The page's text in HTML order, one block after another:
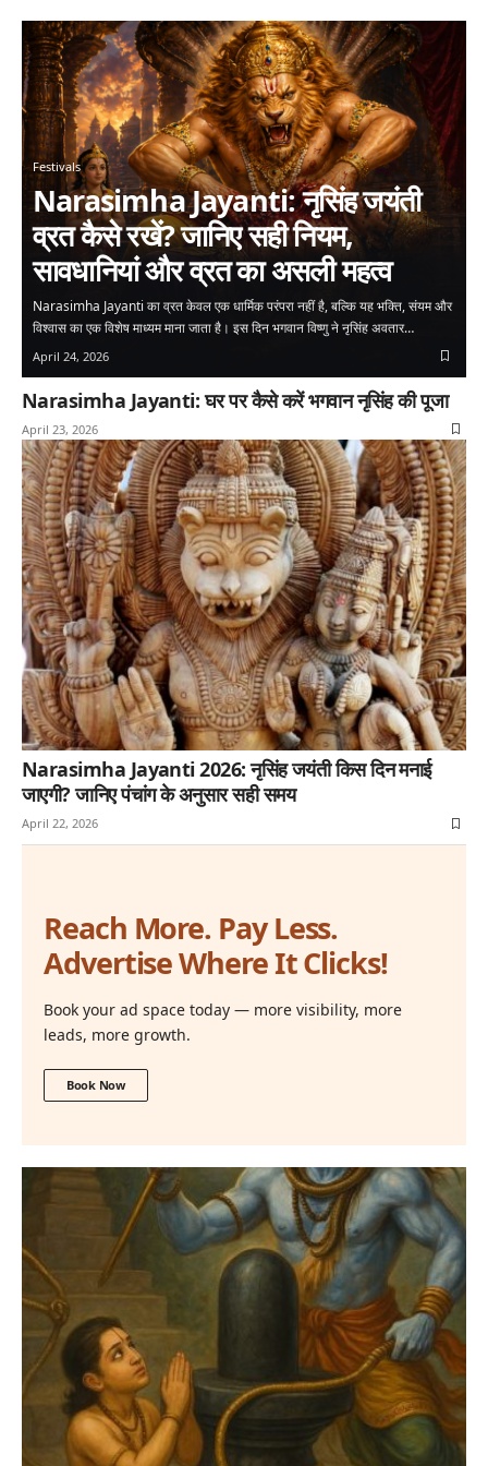
Festivals
Narasimha Jayanti: नृसिंह जयंती
व्रत कैसे रखें? जानिए सही नियम,
सावधानियां और व्रत का असली महत्व
Narasimha Jayanti का व्रत केवल एक धार्मिक परंपरा नहीं है, बल्कि यह भक्ति, संयम और
विश्वास का एक विशेष माध्यम माना जाता है। इस दिन भगवान विष्णु ने नृसिंह अवतार…
April 24, 2026
Narasimha Jayanti: घर पर कैसे करें भगवान नृसिंह की पूजा
April 23, 2026
Narasimha Jayanti 2026: नृसिंह जयंती किस दिन मनाई
जाएगी? जानिए पंचांग के अनुसार सही समय
April 22, 2026
Reach More. Pay Less.
Advertise Where It Clicks!
Book your ad space today — more visibility, more
leads, more growth.
Book Now